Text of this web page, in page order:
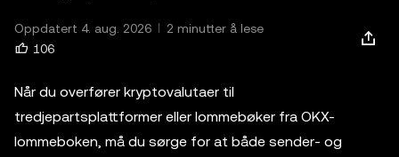
Oppdatert 4. aug. 2026
2 minutter å lese
106
Når du overfører kryptovalutaer til
tredjepartsplattformer eller lommebøker fra OKX-
lommeboken, må du sørge for at både sender- og